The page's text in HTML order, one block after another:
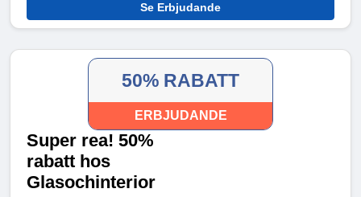
Se Erbjudande
50% RABATT
ERBJUDANDE
Super rea! 50%
rabatt hos
Glasochinterior